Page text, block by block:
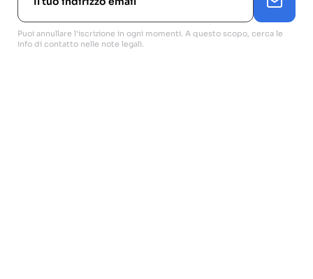
Puoi annullare l'iscrizione in ogni momenti. A questo scopo, cerca le
info di contatto nelle note legali.